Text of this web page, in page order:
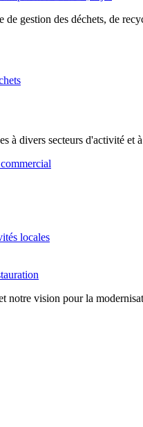
de gestion des déchets, de
à divers secteurs d'activité et
locales
notre vision pour la